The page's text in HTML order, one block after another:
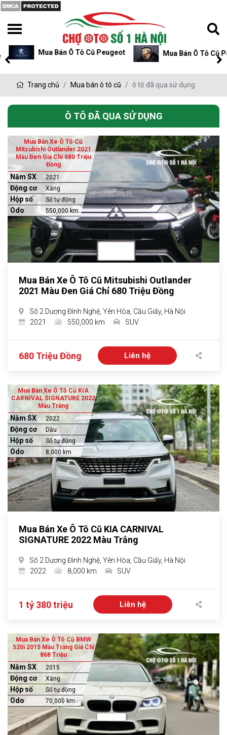
Mua Bán Ô Tô Cũ Peugeot Mua Bán Ô Tô Cũ
Trang chủ Mua bán ô tô cũ ô tô đã qua sử dụng
Ô TÔ ĐÃ QUA SỬ DỤNG
Mua Bán Xe Ô Tô Cũ
Mitsubishi Outlander 2021
Màu Đen Giá Chỉ 680 Triệu
Đồng
Năm SX 2021
Động cơ Xăng
Hộp số Số tự động
Odo 550,000 km
Mua Bán Xe Ô Tô Cũ Mitsubishi Outlander
2021 Màu Đen Giá Chỉ 680 Triệu Đồng
Số 2 Dương Đình Nghệ, Yên Hòa, Cầu Giấy, Hà Nội
2021
550,000 km SUV
680 Triệu Đồng Liên hệ
Mua Bán Xe Ô Tô Cũ KIA
CARNIVAL SIGNATURE 2022
Màu Trắng
Năm SX 2022
Động cơ Dầu
Hộp số Số tự động
Odo 8,000 km
Mua Bán Xe Ô Tô Cũ KIA CARNIVAL
SIGNATURE 2022 Màu Trắng
Số 2 Dương Đình Nghệ, Yên Hòa, Cầu Giấy, Hà Nội
2022
8,000 km SUV
1 tỷ 380 triệu Liên hệ
Mua Bán Xe Ô Tô Cũ BMW
520i 2015 Màu Trắng Giá Chỉ
868 Triệu
Năm SX 2015
Động cơ Xăng
Hộp số Số tự động
Odo 70,000 km